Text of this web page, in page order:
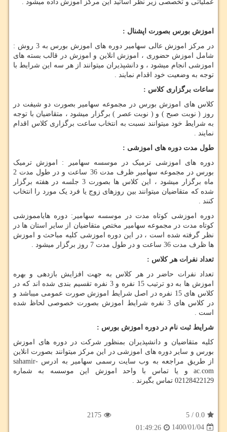
عملیاتی و تخصصی زیر نظر اساتید این مرکز اموزش داده میشود .
اموزش بورس بصورت اپشنال :
در مرکز اموزش عالی سهامیر دوره های اموزش بورس به 3 روش :
شامل اموزش حضوری ، اموزش انلاین و اموزش در قالب بسته های
اموزشی انجام میشود ، و دانشپذیران میتوانند از هر سه این شرایط با
توجه به وضعیت خود اقدام نمایند .
ساعات برگزاری کلاس :
کلاس های اموزش بورس در مجموعه سهامیر بصورت دو شیفت در
روز ( نوبت صبح ) و ( نوبت عصر ) برگزار میشود ، متقاضیان با توجه
به شرایط خود میتوانند نسبت به انتخاب ساعت برگزاری کلاس اقدام
نمایند .
طول مدت دوره های اموزشی :
دوره های اموزشی ترمیک در موسسه سهامیر : اموزش ترمیک
بورس در مجموعه سهامیر ظرف مدت 36 ساعت و در طول مدت 2
ماه برگزار میشود ، این کلاس ها بصورت 3 جلسه در هفته برگزار
شده که متقاضیان میتوانند بین روزهای زوج یا فرد یک مورد را انتخاب
کنند .
دوره اموزشی کوتاه مدت در موسسه سهامیر: دوره هایامموزشی
کوتاه مدت در مجموعه سهامیر مختص متقاضیان از سایر استان ها در
نظر گرفته شده است ، در این دوره اموزشی کلیه مباحث و اموزش
ها ظرف مدت 36 ساعت و در طول مدت 7 روز برگزار میشود .
تعداد نفرات هر کلاس :
تعداد نفرات حاضر در هر کلاس به جهت افزایش بازدهی و بهره
اموزش ها به دو ترتیب 15 نفره و 3 نفره تقسیم بندی شده اند که در
کلاس های 15 نفره در اصل شرایط اموزش صورت عمومی میباشد و
در کلاس های 3 نفره شرایط اموزش بصورت خصوصی لحاظ شده
است .
شرایط ثبت نام در دوره اموزش بورس :
کلیه متقاضیان و دانشپذیران بمنظور شرکت در دوره های اموزش
بورس و سایر دوره های اموزشی در این مرکز میتوانند بصورت انلاین
از طریق مراجعه به وب سایت رسمی سهامیر به ادرس sahamir-
ac.com و یا تماس با واحد اموزش این موسسه به شماره
02128422129 تماس بگیرند .
0.0
/
5
2175
1400/01/04
01:49:26